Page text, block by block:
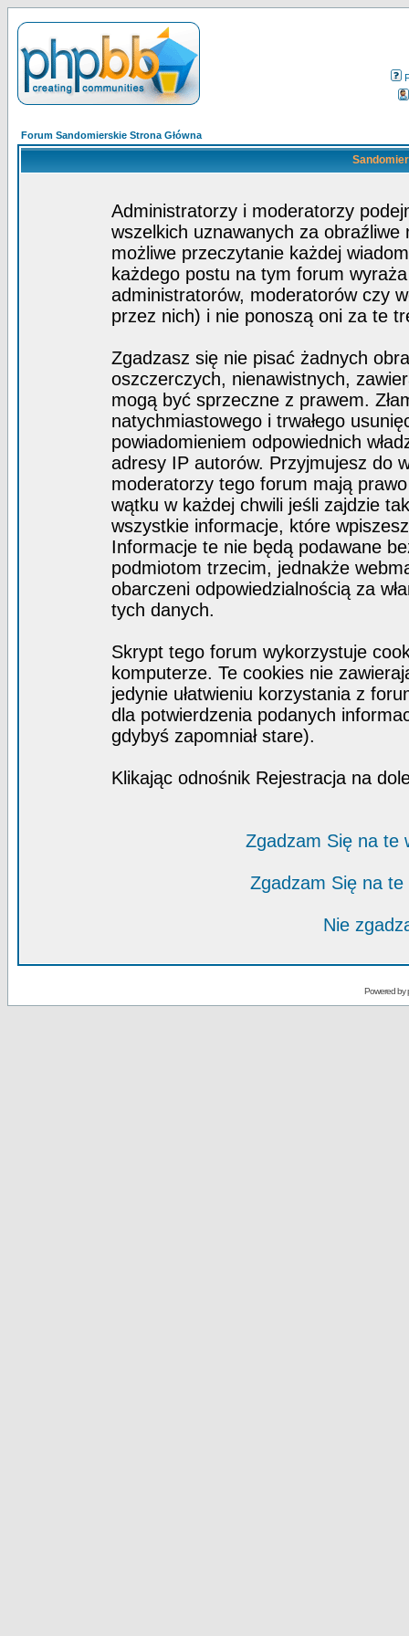
Forum Sandomierskie Strona Główna
Administratorzy i moderatorzy
wszelkich uznawanych za obraźliwe
możliwe przeczytanie każdej
każdego postu na tym forum
administratorów, moderatorów czy
przez nich) i nie ponoszą oni za te
Zgadzasz się nie pisać żadnych
oszczerczych, nienawistnych,
mogą być sprzeczne z prawem.
natychmiastowego i trwałego
powiadomieniem odpowiednich
adresy IP autorów. Przyjmujesz do
moderatorzy tego forum mają
wątku w każdej chwili jeśli zajdzie
wszystkie informacje, które
Informacje te nie będą podawane
podmiotom trzecim, jednakże
obarczeni odpowiedzialnością za
tych danych.
Skrypt tego forum wykorzystuje
komputerze. Te cookies nie
jedynie ułatwieniu korzystania z
dla potwierdzenia podanych
gdybyś zapomniał stare).
Klikając odnośnik Rejestracja na
Zgadzam Się na te
Zgadzam Się na
Nie
Powered by